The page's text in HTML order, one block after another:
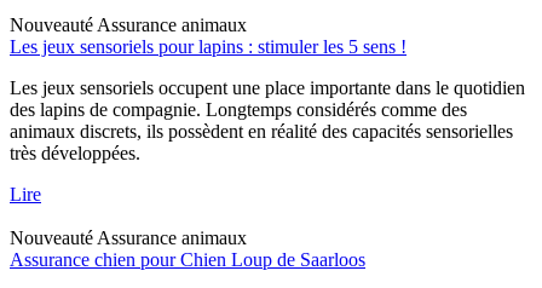
Nouveauté Assurance animaux
Les jeux sensoriels pour lapins : stimuler les 5 sens !
Les jeux sensoriels occupent une place importante dans le quotidien
des lapins de compagnie. Longtemps considérés comme des
animaux discrets, ils possèdent en réalité des capacités sensorielles
très développées.
Lire
Nouveauté Assurance animaux
Assurance chien pour Chien Loup de Saarloos